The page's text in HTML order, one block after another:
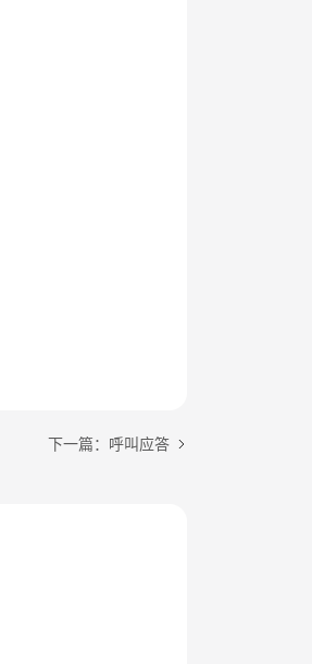
下一篇：呼叫应答